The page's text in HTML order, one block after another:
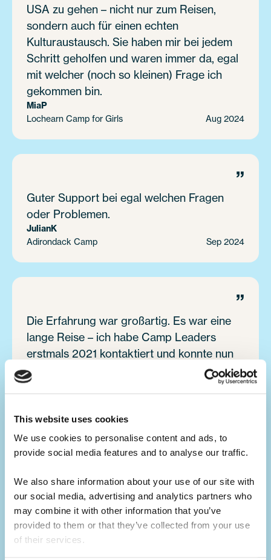
This website uses cookies
We use cookies to personalise content and ads, to
provide social media features and to analyse our traffic.
We also share information about your use of our site with
our social media, advertising and analytics partners who
may combine it with other information that you’ve
provided to them or that they’ve collected from your use
of their services.
USA zu gehen – nicht nur zum Reisen,
sondern auch für einen echten
Kulturaustausch. Sie haben mir bei jedem
Schritt geholfen und waren immer da, egal
mit welcher (noch so kleinen) Frage ich
gekommen bin.
MiaP
Lochearn Camp for Girls Aug 2024
”
Guter Support bei egal welchen Fragen
oder Problemen.
JulianK
Adirondack Camp Sep 2024
”
Die Erfahrung war großartig. Es war eine
lange Reise – ich habe Camp Leaders
erstmals 2021 kontaktiert und konnte nun
endlich in eines der Camps in den USA
gehen. Ich bin so dankbar für den tollen
hat. Vielen Dank dafür!
Friendly Pines Camp
”
Das Programm hat meine Erwartungen
übertroffen! Ich habe viele tolle neue